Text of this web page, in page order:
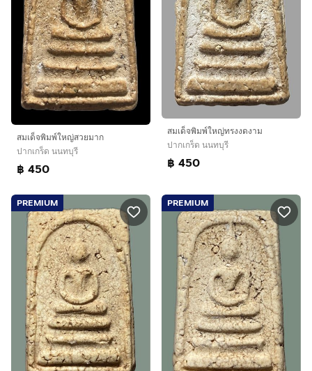
สมเด็จพิมพ์ใหญ่สวยมาก
ปากเกร็ด นนทบุรี
฿ 450
สมเด็จพิมพ์ใหญ่ทรงงดงาม
ปากเกร็ด นนทบุรี
฿ 450
PREMIUM PREMIUM